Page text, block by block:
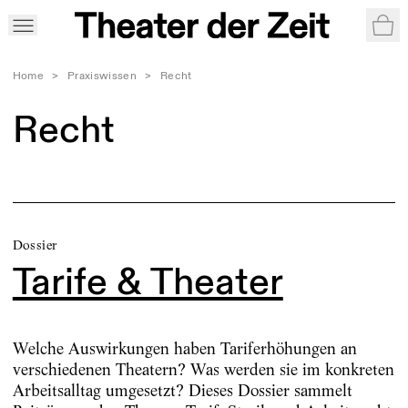
Home > Praxiswissen > Recht
Recht
Dossier
Tarife & Theater
Welche Auswirkungen haben Tariferhöhungen an
verschiedenen Theatern? Was werden sie im konkreten
Arbeitsalltag umgesetzt? Dieses Dossier sammelt